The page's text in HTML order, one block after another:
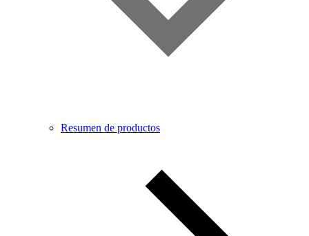
Resumen de productos